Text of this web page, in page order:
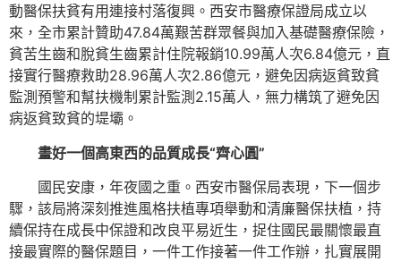
動醫保扶貧有用連接村落復興。西安市醫療保證局成立以
來，全市累計贊助47.84萬艱苦群眾餐與加入基礎醫療保險，
貧苦生齒和脫貧生齒累計住院報銷10.99萬人次6.84億元，直
接實行醫療救助28.96萬人次2.86億元，避免因病返貧致貧
監測預警和幫扶機制累計監測2.15萬人，無力構筑了避免因
病返貧致貧的堤壩。
畫好一個高東西的品質成長“齊心圓”
國民安康，年夜國之重。西安市醫保局表現，下一個步
驟，該局將深刻推進風格扶植專項舉動和清廉醫保扶植，持
續保持在成長中保證和改良平易近生，捉住國民最關懷最直
接最實際的醫保題目，一件工作接著一件工作辦，扎實展開